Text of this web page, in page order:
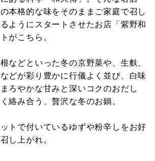
本格的な味をそのままご家庭で召し
ようにスタートさせたお店「紫野和
がこちら。
などといった冬の京野菜や、生麩、
どが彩り豊かに行儀よく並び、白味
ろやかな甘みと深いコクのおだし
絡み合う、贅沢な冬のお鍋。
トで付いているゆずや粉辛しをお好
し上がれ。